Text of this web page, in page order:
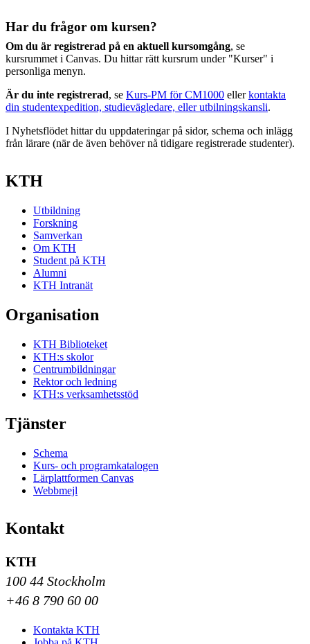
Har du frågor om kursen?
Om du är registrerad på en aktuell kursomgång, se
kursrummet i Canvas. Du hittar rätt kursrum under "Kurser" i
personliga menyn.
Är du inte registrerad, se Kurs-PM för CM1000 ellerkontakta
din studentexpedition, studievägledare, eller utbilningskansli.
I Nyhetsflödet hittar du uppdateringar på sidor, schema och inlägg
från lärare (när de även behöver nå tidigare registrerade studenter).
KTH
Utbildning
Forskning
Samverkan
Om KTH
Student på KTH
Alumni
KTH Intranät
Organisation
KTH Biblioteket
KTH:s skolor
Centrumbildningar
Rektor och ledning
KTH:s verksamhetsstöd
Tjänster
Schema
Kurs- och programkatalogen
Lärplattformen Canvas
Webbmejl
Kontakt
KTH
100 44 Stockholm
+46 8 790 60 00
Kontakta KTH